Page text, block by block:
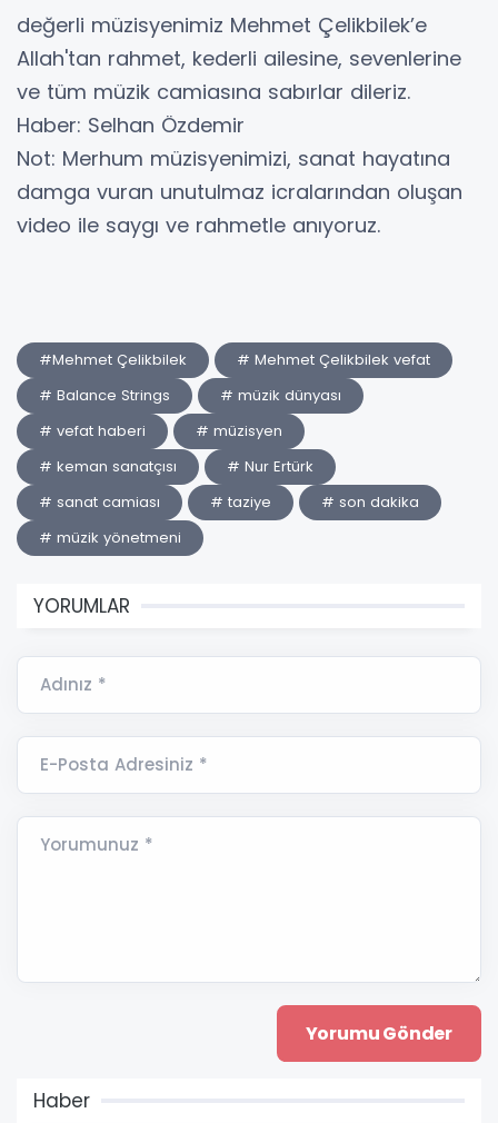
değerli müzisyenimiz Mehmet Çelikbilek’e
Allah'tan rahmet, kederli ailesine, sevenlerine
ve tüm müzik camiasına sabırlar dileriz.
​Haber: Selhan Özdemir
​Not: Merhum müzisyenimizi, sanat hayatına
damga vuran unutulmaz icralarından oluşan
video ile saygı ve rahmetle anıyoruz.
#Mehmet Çelikbilek
# Mehmet Çelikbilek vefat
# Balance Strings
# müzik dünyası
# vefat haberi
# müzisyen
# keman sanatçısı
# Nur Ertürk
# sanat camiası
# taziye
# son dakika
# müzik yönetmeni
YORUMLAR
Adınız *
E-Posta Adresiniz *
Yorumunuz *
Haber